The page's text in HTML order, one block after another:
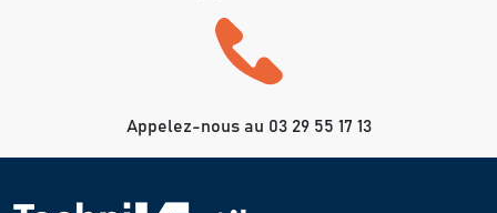
Appelez-nous au 03 29 55 17 13